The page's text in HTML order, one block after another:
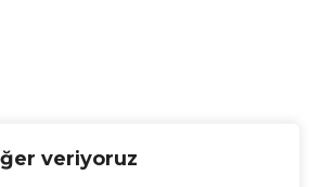
veriyoruz